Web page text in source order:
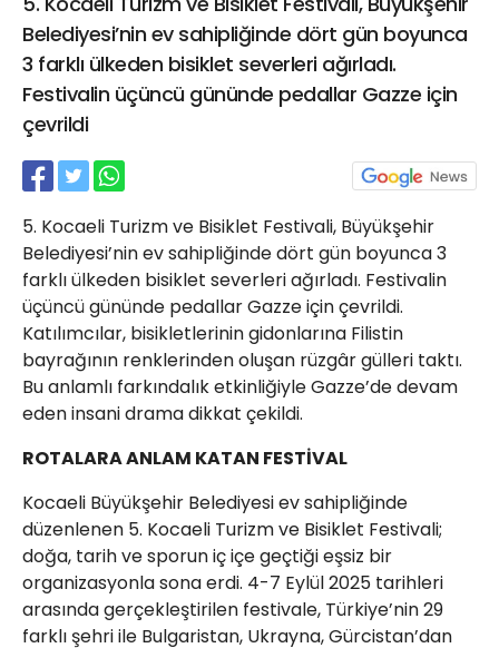
Belediyesi’nin ev sahipliğinde dört gün boyunca
3 farklı ülkeden bisiklet severleri ağırladı.
Festivalin üçüncü gününde pedallar Gazze için
çevrildi
5. Kocaeli Turizm ve Bisiklet Festivali, Büyükşehir
Belediyesi’nin ev sahipliğinde dört gün boyunca 3
farklı ülkeden bisiklet severleri ağırladı. Festivalin
üçüncü gününde pedallar Gazze için çevrildi.
Katılımcılar, bisikletlerinin gidonlarına Filistin
bayrağının renklerinden oluşan rüzgâr gülleri taktı.
Bu anlamlı farkındalık etkinliğiyle Gazze’de devam
eden insani drama dikkat çekildi.
ROTALARA ANLAM KATAN FESTİVAL
Kocaeli Büyükşehir Belediyesi ev sahipliğinde
düzenlenen 5. Kocaeli Turizm ve Bisiklet Festivali;
doğa, tarih ve sporun iç içe geçtiği eşsiz bir
organizasyonla sona erdi. 4-7 Eylül 2025 tarihleri
arasında gerçekleştirilen festivale, Türkiye’nin 29
farklı şehri ile Bulgaristan, Ukrayna, Gürcistan’dan
21 Gölcük
02624132333
haber@golcukpostasi.com